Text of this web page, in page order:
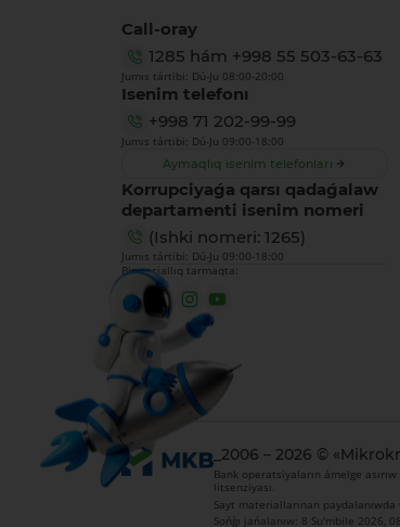
Call-oray
1285 hám +998 55 503-63-63
Jumıs tártibi: Dú-Ju 08:00-20:00
Isenim telefonı
+998 71 202-99-99
Jumıs tártibi: Dú-Ju 09:00-18:00
Aymaqlıq isenim telefonları
Korrupciyaǵa qarsı qadaǵalaw
departamenti isenim nomeri
(Ishki nomeri: 1265)
Jumıs tártibi: Dú-Ju 09:00-18:00
Biz sociallıq tarmaqta:
_2006 – 2026 ©
Bank operatsiyaların ámelge
litsenziyası.
Sayt materiallarınan paydalanıwda
Sońǵı jańalanıw: 8 Su'mbile 2026,